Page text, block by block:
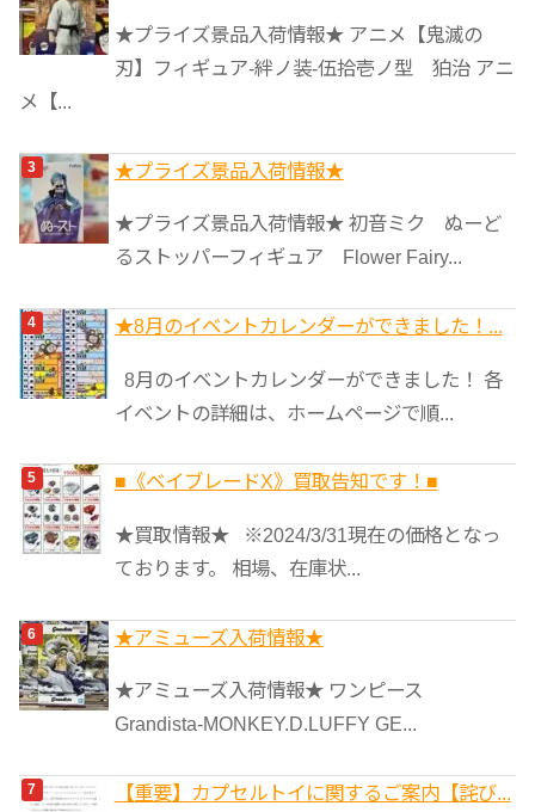
★プライズ景品入荷情報★ アニメ【鬼滅の
刃】フィギュア-絆ノ装-伍拾壱ノ型 狛治 アニ
メ【...
★プライズ景品入荷情報★
★プライズ景品入荷情報★ 初音ミク ぬーど
るストッパーフィギュア Flower Fairy...
★8月のイベントカレンダーができました！...
8月のイベントカレンダーができました！ 各
イベントの詳細は、ホームページで順...
■《ベイブレードX》買取告知です！■
★買取情報★ ※2024/3/31現在の価格となっ
ております。 相場、在庫状...
★アミューズ入荷情報★
★アミューズ入荷情報★ ワンピース
Grandista-MONKEY.D.LUFFY GE...
【重要】カプセルトイに関するご案内【詫び...